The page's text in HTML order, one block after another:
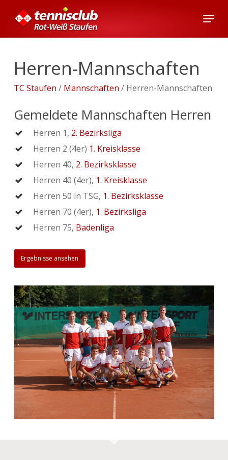
Menu
Herren-Mannschaften
TC Staufen / Mannschaften / Herren-Mannschaften
Gemeldete Mannschaften Herren
Herren 1, 2. Bezirksliga
Herren 2 (4er) 1. Kreisklasse
Herren 40, 2. Bezirksklasse
Herren 40 (4er), 1. Kreisklasse
Herren 50 in TSG, 1. Bezirksklasse
Herren 70 (4er), 1. Bezirksliga
Herren 75, Badenliga
Ergebnisse ansehen